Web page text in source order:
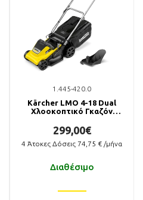
1.445-420.0
Kärcher LMO 4-18 Dual
Χλοοκοπτικό Γκαζόν
299,00€
4 Άτοκες Δόσεις 74,75 € /μήνα
Διαθέσιμο